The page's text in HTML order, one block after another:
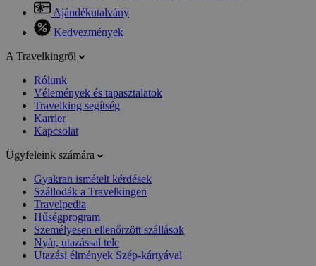
Ajándékutalvány
Kedvezmények
A Travelkingről
Rólunk
Vélemények és tapasztalatok
Travelking segítség
Karrier
Kapcsolat
Ügyfeleink számára
Gyakran ismételt kérdések
Szállodák a Travelkingen
Travelpedia
Hűségprogram
Személyesen ellenőrzött szállások
Nyár, utazással tele
Utazási élmények Szép-kártyával